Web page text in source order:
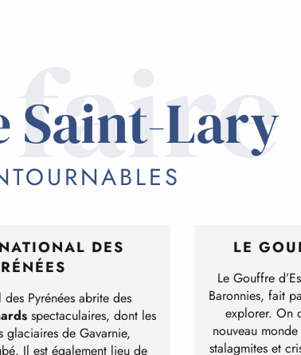
Saint-Lary
DES
Pyrénées abrite des
spectaculaires, dont les
glaciaires de Gavarnie,
Il est également lieu de
LE
Le Gouffre
Baronnies, fait
explorer. On
nouveau
stalagmites et